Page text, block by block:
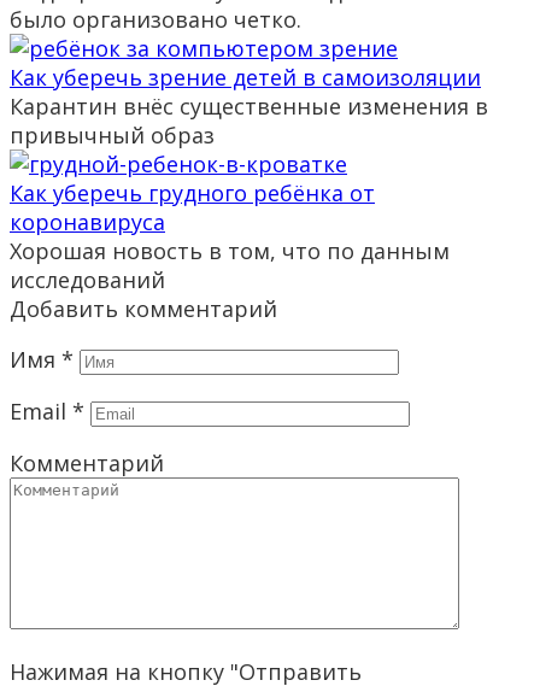
было организовано четко.
Как уберечь зрение детей в самоизоляции
Карантин внёс существенные изменения в
привычный образ
Как уберечь грудного ребёнка от
коронавируса
Хорошая новость в том, что по данным
исследований
Добавить комментарий
Имя *
Email *
Комментарий
Нажимая на кнопку "Отправить